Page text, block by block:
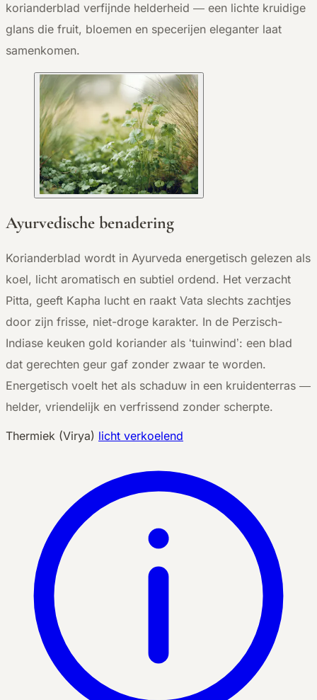
korianderblad verfijnde helderheid — een lichte kruidige
glans die fruit, bloemen en specerijen eleganter laat
samenkomen.
Ayurvedische benadering
Korianderblad wordt in Ayurveda energetisch gelezen als
koel, licht aromatisch en subtiel ordend. Het verzacht
Pitta, geeft Kapha lucht en raakt Vata slechts zachtjes
door zijn frisse, niet-droge karakter. In de Perzisch-
Indiase keuken gold koriander als ‘tuinwind’: een blad
dat gerechten geur gaf zonder zwaar te worden.
Energetisch voelt het als schaduw in een kruidenterras —
helder, vriendelijk en verfrissend zonder scherpte.
Thermiek (Virya) licht verkoelend